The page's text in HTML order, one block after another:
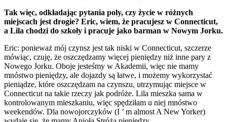
Tak więc, odkładając pytania poly, czy życie w różnych
miejscach jest drogie? Eric, wiem, że pracujesz w Connecticut,
a Lila chodzi do szkoły i pracuje jako barman w Nowym Jorku.
Eric: ponieważ mój czynsz jest tak niski w Connecticut, szczerze
mówiąc, czuję, że oszczędzamy więcej pieniędzy niż inne pary z
Nowego Jorku. Oboje jesteśmy w Akademii, więc nie mamy
mnóstwo pieniędzy, ale dojazdy są łatwe, i możemy wykorzystać
pieniądze, które oszczędzam na czynszu, utrzymując miejsce w
Connecticut na takie rzeczy jak podróże. Lila mieszka sama w
kontrolowanym mieszkaniu, więc spędziłam u niej mnóstwo
weekendów. Dla nowojorczyków (I ’ m almost A New Yorker)